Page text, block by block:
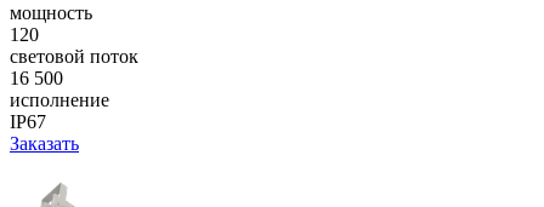
мощность
120
световой поток
16 500
исполнение
IP67
Заказать